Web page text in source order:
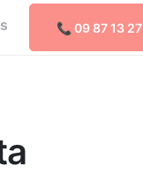
📞 09 87 13